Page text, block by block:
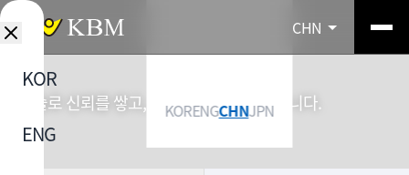
CHN
KORENGCHNJPN
KOR
ENG
기술로 신뢰를 쌓고, 소재로 산업을 연결합니다.